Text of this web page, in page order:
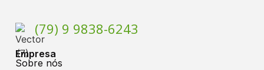
(79) 9 9838-6243
Empresa
Sobre nós